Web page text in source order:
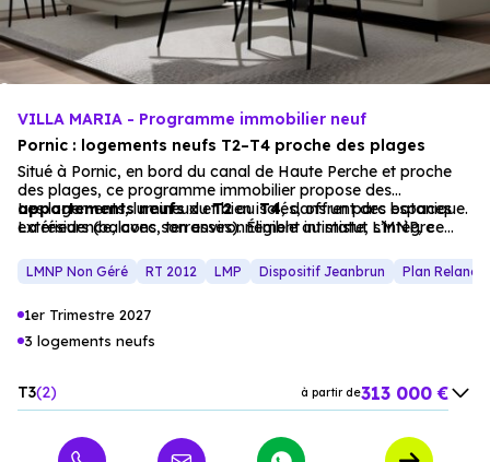
opportunitérare pour vivre ou investir à Pornic.
VILLA MARIA - Programme immobilier neuf
Pornic : logements neufs T2–T4 proche des plages
Situé à Pornic, en bord du canal de Haute Perche et proche
des plages, ce programme immobilier propose des
appartementsneufsduT2auT4, dans un parc botanique.
La résidence, avec son environnement intimiste, s’intègre
Les logements, lumineux et bien isolés, offrent des espaces
extérieurs (balcons, terrasses). Éligible au statut LMNP, ce
investissement locatif.
LMNP Non Géré RT 2012 LMP Dispositif Jeanbrun Plan
1er Trimestre 2027
3 logements neufs
T3 2 à partir de313 000 €